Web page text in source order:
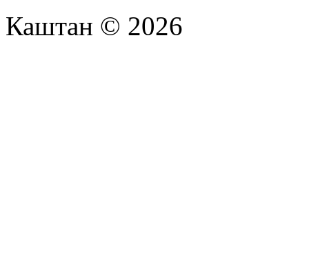
Каштан © 2026